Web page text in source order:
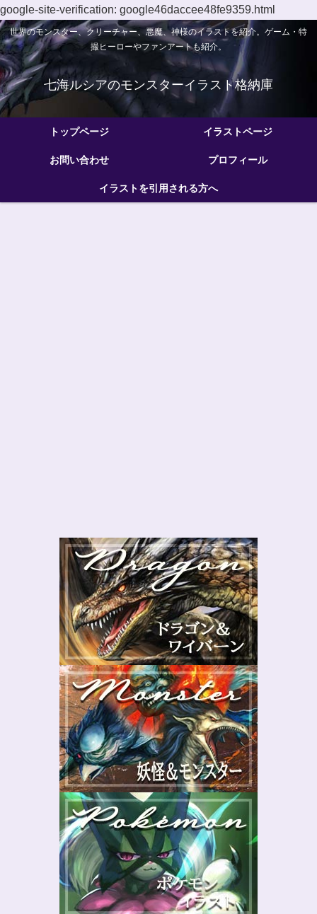
google-site-verification: google46daccee48fe9359.html
世界のモンスター、クリーチャー、悪魔、神様のイラストを紹介。ゲーム・特
撮ヒーローやファンアートも紹介。
七海ルシアのモンスターイラスト格納庫
トップページ イラストページ
お問い合わせ プロフィール
イラストを引用される方へ